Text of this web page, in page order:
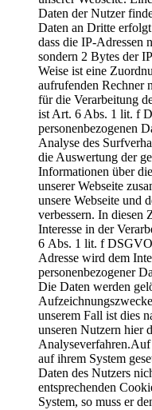
Daten der Nutzer
Daten an Dritte
dass die IP-Adressen
sondern 2 Bytes der
Weise ist eine
aufrufenden Rechner
für die Verarbeitung
ist Art. 6 Abs. 1 lit. f
personenbezogenen
Analyse des
die Auswertung der
Informationen über
unserer Webseite
unsere Webseite und
verbessern. In diesen
Interesse in der
6 Abs. 1 lit. f
Adresse wird dem
personenbezogener
Die Daten werden
unserem Fall ist dies
unseren Nutzern hier
auf ihrem System
Daten des Nutzers
entsprechenden
System, so muss er